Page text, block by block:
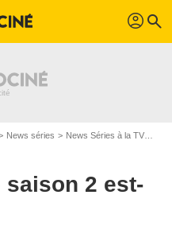
profil search
News séries News Séries à la TV
saison 2 est-